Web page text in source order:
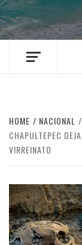
HOME NACIONAL
CHAPULTEPEC
VIRREINATO